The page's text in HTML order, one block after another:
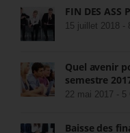
FIN DES ASS
15 juillet 2018 -
Quel avenir
semestre
22 mai 2017 - 5
Baisse des